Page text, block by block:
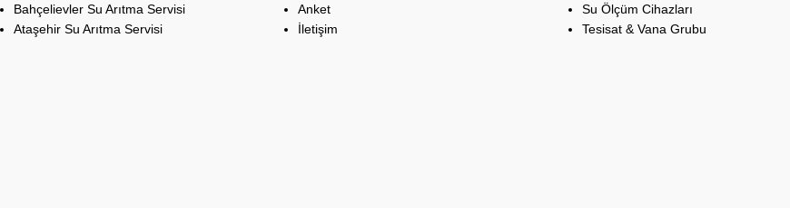
Bahçelievler Su Arıtma Servisi
Ataşehir Su Arıtma Servisi
Anket
İletişim
Su Ölçüm Cihazları
Tesisat & Vana Grubu